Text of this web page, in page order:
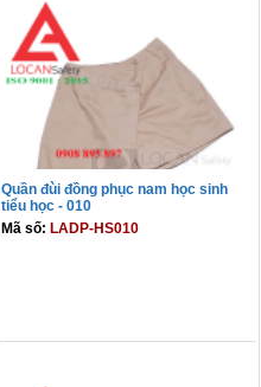
Quần đùi đồng phục nam học sinh
tiểu học - 010
Mã số: LADP-HS010